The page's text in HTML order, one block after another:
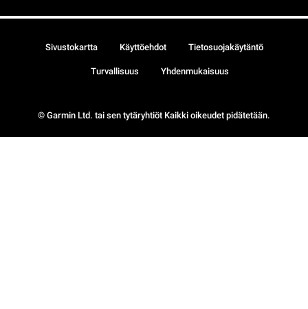
© Garmin Ltd. tai sen tytäryhtiöt Kaikki oikeudet pidätetään.
Sivustokartta Käyttöehdot Tietosuojakäytäntö
Turvallisuus Yhdenmukaisuus